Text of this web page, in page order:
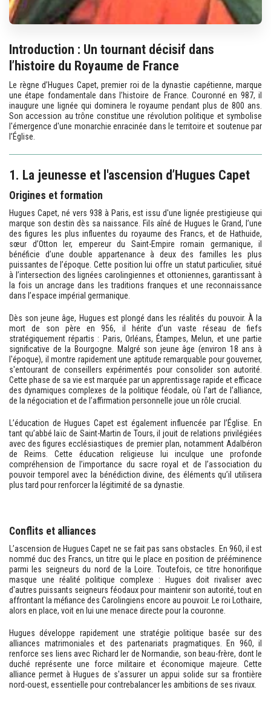
Introduction : Un tournant décisif dans
l’histoire du Royaume de France
Le règne d’Hugues Capet, premier roi de la dynastie capétienne, marque
une étape fondamentale dans l’histoire de France. Couronné en 987, il
inaugure une lignée qui dominera le royaume pendant plus de 800 ans.
Son accession au trône constitue une révolution politique et symbolise
l'émergence d'une monarchie enracinée dans le territoire et soutenue par
l’Église.
1. La jeunesse et l'ascension d’Hugues Capet
Origines et formation
Hugues Capet, né vers 938 à Paris, est issu d'une lignée prestigieuse qui
marque son destin dès sa naissance. Fils aîné de Hugues le Grand, l’une
des figures les plus influentes du royaume des Francs, et de Hathuide,
sœur d’Otton Ier, empereur du Saint-Empire romain germanique, il
bénéficie d’une double appartenance à deux des familles les plus
puissantes de l’époque. Cette position lui offre un statut particulier, situé
à l’intersection des lignées carolingiennes et ottoniennes, garantissant à
la fois un ancrage dans les traditions franques et une reconnaissance
dans l’espace impérial germanique.
Dès son jeune âge, Hugues est plongé dans les réalités du pouvoir. À la
mort de son père en 956, il hérite d’un vaste réseau de fiefs
stratégiquement répartis : Paris, Orléans, Étampes, Melun, et une partie
significative de la Bourgogne. Malgré son jeune âge (environ 18 ans à
l'époque), il montre rapidement une aptitude remarquable pour gouverner,
s'entourant de conseillers expérimentés pour consolider son autorité.
Cette phase de sa vie est marquée par un apprentissage rapide et efficace
des dynamiques complexes de la politique féodale, où l'art de l’alliance,
de la négociation et de l’affirmation personnelle joue un rôle crucial.
L’éducation de Hugues Capet est également influencée par l’Église. En
tant qu’abbé laïc de Saint-Martin de Tours, il jouit de relations privilégiées
avec des figures ecclésiastiques de premier plan, notamment Adalbéron
de Reims. Cette éducation religieuse lui inculque une profonde
compréhension de l’importance du sacre royal et de l’association du
pouvoir temporel avec la bénédiction divine, des éléments qu’il utilisera
plus tard pour renforcer la légitimité de sa dynastie.
Conflits et alliances
L’ascension de Hugues Capet ne se fait pas sans obstacles. En 960, il est
nommé duc des Francs, un titre qui le place en position de prééminence
parmi les seigneurs du nord de la Loire. Toutefois, ce titre honorifique
masque une réalité politique complexe : Hugues doit rivaliser avec
d'autres puissants seigneurs féodaux pour maintenir son autorité, tout en
affrontant la méfiance des Carolingiens encore au pouvoir. Le roi Lothaire,
alors en place, voit en lui une menace directe pour la couronne.
Hugues développe rapidement une stratégie politique basée sur des
alliances matrimoniales et des partenariats pragmatiques. En 960, il
renforce ses liens avec Richard Ier de Normandie, son beau-frère, dont le
duché représente une force militaire et économique majeure. Cette
alliance permet à Hugues de s'assurer un appui solide sur sa frontière
nord-ouest, essentielle pour contrebalancer les ambitions de ses rivaux.